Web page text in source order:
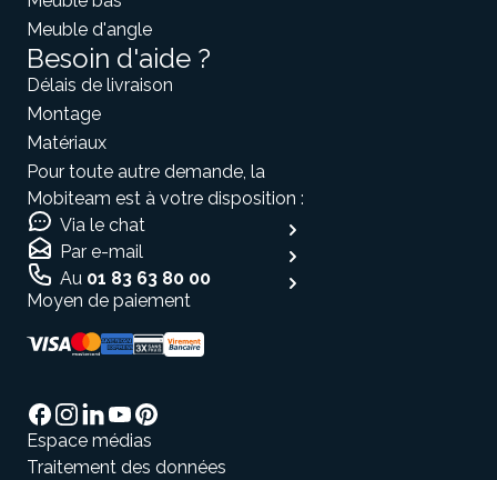
Meuble d'angle
Besoin d'aide ?
Délais de livraison
Montage
Matériaux
Pour toute autre demande, la
Mobiteam est à votre disposition :
Via le chat
Par e-mail
Au 01 83 63 80 00
Moyen de paiement
Espace médias
Traitement des données
Salut c'est nous...
les Cookies !
ce site vous intéresse avant de vous
déranger, mais on aimerait bien vous accompagner pendant votre
visite...